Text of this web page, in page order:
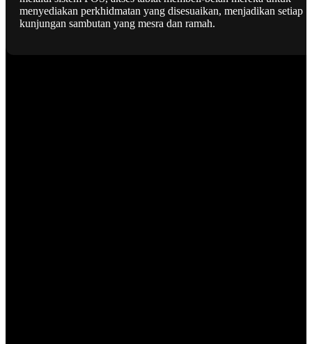
menyediakan perkhidmatan yang disesuaikan, menjadikan setiap
kunjungan sambutan yang mesra dan ramah.